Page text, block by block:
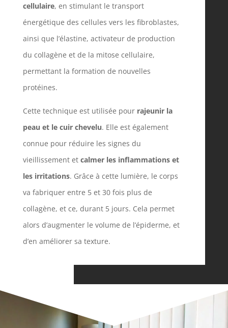
cellulaire, en stimulant le transport
énergétique des cellules vers les fibroblastes,
ainsi que l’élastine, activateur de production
du collagène et de la mitose cellulaire,
permettant la formation de nouvelles
protéines.
Cette technique est utilisée pour rajeunir la
peau et le cuir chevelu. Elle est également
connue pour réduire les signes du
vieillissement et calmer les inflammations et
les irritations. Grâce à cette lumière, le corps
va fabriquer entre 5 et 30 fois plus de
collagène, et ce, durant 5 jours. Cela permet
alors d’augmenter le volume de l’épiderme, et
d’en améliorer sa texture.